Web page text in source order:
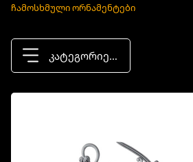
ჩამოსხმული ორნამენტები
კატეგორიები